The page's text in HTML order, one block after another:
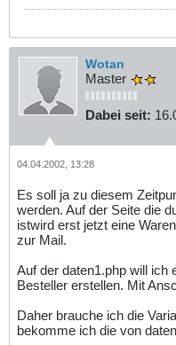
Wotan
Master
Dabei seit:
04.04.2002, 13:28
Es soll ja zu diesem
werden. Auf der Seite die
istwird erst jetzt eine
zur Mail.
Auf der daten1.php will ich
Besteller erstellen. Mit
Daher brauche ich die
bekomme ich die von